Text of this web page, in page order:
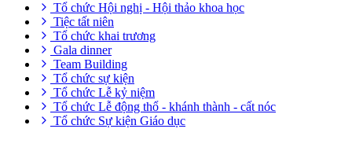
Tổ chức Hội nghị - Hội thảo khoa học
Tiệc tất niên
Tổ chức khai trương
Gala dinner
Team Building
Tổ chức sự kiện
Tổ chức Lễ kỷ niệm
Tổ chức Lễ động thổ - khánh thành - cất nóc
Tổ chức Sự kiện Giáo dục